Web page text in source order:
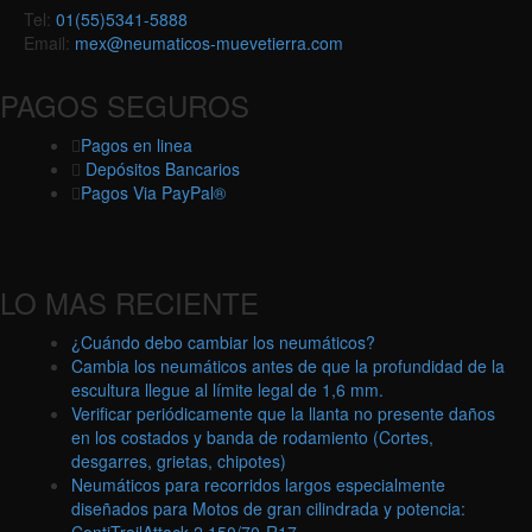
Tel: 01(55)5341-5888
Email: mex@neumaticos-muevetierra.com
PAGOS SEGUROS
Pagos en linea
Depósitos Bancarios
Pagos Via PayPal®
LO MAS RECIENTE
¿Cuándo debo cambiar los neumáticos?
Cambia los neumáticos antes de que la profundidad de la
escultura llegue al límite legal de 1,6 mm.
Verificar periódicamente que la llanta no presente daños
en los costados y banda de rodamiento (Cortes,
desgarres, grietas, chipotes)
Neumáticos para recorridos largos especialmente
diseñados para Motos de gran cilindrada y potencia: